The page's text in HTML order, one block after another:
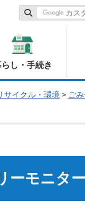
し・手続き
サイクル・環境 > ご
ーモニター